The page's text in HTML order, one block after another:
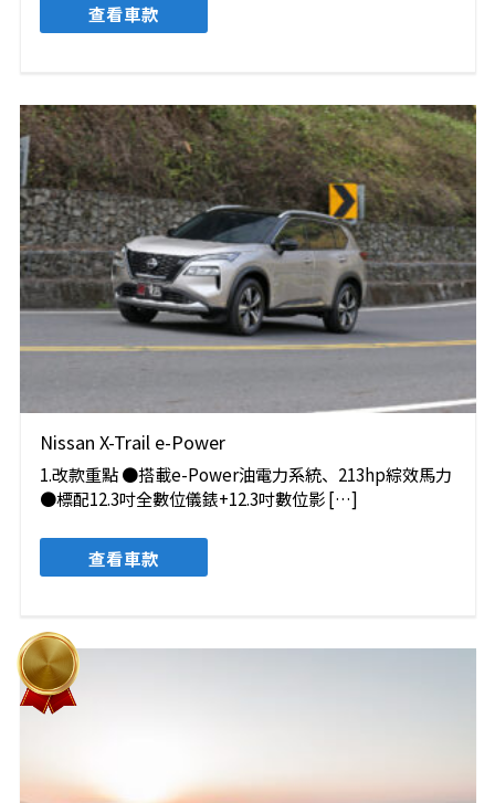
查看車款
Nissan X-Trail e-Power
1.改款重點 ●搭載e-Power油電力系統、213hp綜效馬力
●標配12.3吋全數位儀錶+12.3吋數位影 […]
查看車款